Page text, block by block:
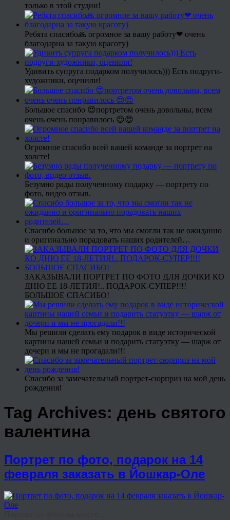
только в этой студии!
Ребята спасибо🙏 огромное за вашу работу❤ очень
благодарна за такую красоту)
Удивить супруга подарком получилось))) Есть подруги-
художники, оценили!
Большое спасибо 😍портретом очень довольны, всем
очень очень понравилось 😍😍
Огромное спасибо всей вашей команде за портрет на
холсте!
Безумно рады полученному подарку — портрету по
фото, видео отзыв.
Спасибо большое за то, что мы смогли так не ожиданно
и оригинально порадовать наших родителей…
ЗАКАЗЫВАЛИ ПОРТРЕТ ПО ФОТО ДЛЯ ДОЧКИ КО
ДНЮ ЕЕ 18-ЛЕТИЯ!.. ПОДАРОК-СУПЕР!!!!
БОЛЬШОЕ СПАСИБО!
Мы решили сделать ему подарок в виде исторической
картины нашей семьи и подарить статуэтку — шарж от
дочери и мы не прогадали!!!
Спасибо за замечательный портрет-сюрприз на мой день
рождения!
Tag Archives: день святого
валентина
Портрет по фото, подарок на 14
февраля заказать в Йошкар-Оле